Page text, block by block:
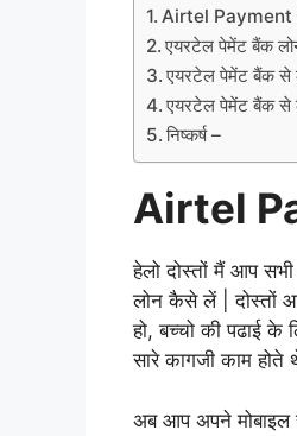
Airtel Payment
एयरटेल पेमेंट बैंक
एयरटेल पेमेंट बैंक से
एयरटेल पेमेंट बैंक
निष्कर्ष –
Airtel
हेलो दोस्तों मैं आप
लोन कैसे लें | दोस्तों
हो, बच्चो की पढाई
सारे कागजी काम
अब आप अपने